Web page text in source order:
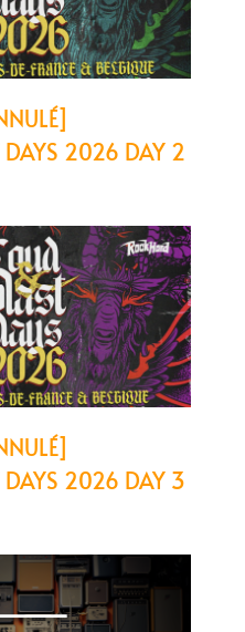
DAYS 2026 DAY 2
DAYS 2026 DAY 3